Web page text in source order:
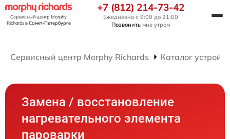
Сервисный центр Morphy
Richardsв Санкт-Петербурге
+7 (812) 214-73-42
Ежедневно с 9:00 до 21:00
Позвонить мне утром
Сервисный центр Morphy Richards Каталог
Замена / восстановление
нагревательного элемента
пароварки